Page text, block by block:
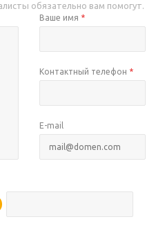
обязательно вам помогут.
Ваше имя *
Контактный телефон *
E-mail